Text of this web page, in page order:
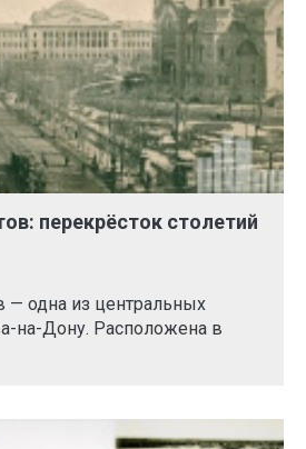
перекрёсток столетий
одна из центральных
на-Дону. Расположена в